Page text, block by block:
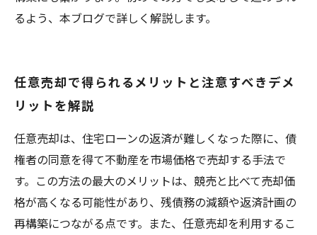
るよう、本ブログで詳しく解説します。
任意売却で得られるメリットと注意すべきデメ
リットを解説
任意売却は、住宅ローンの返済が難しくなった際に、債
権者の同意を得て不動産を市場価格で売却する手法で
す。この方法の最大のメリットは、競売と比べて売却価
格が高くなる可能性があり、残債務の減額や返済計画の
再構築につながる点です。また、任意売却を利用するこ